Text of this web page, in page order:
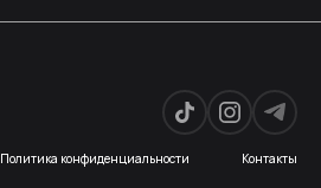
Политика конфиденциальности Контакты